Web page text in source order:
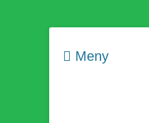
Meny